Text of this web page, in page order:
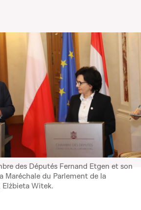
des Députés Fernand Etgen et son
Maréchale du Parlement de la
Elżbieta Witek.